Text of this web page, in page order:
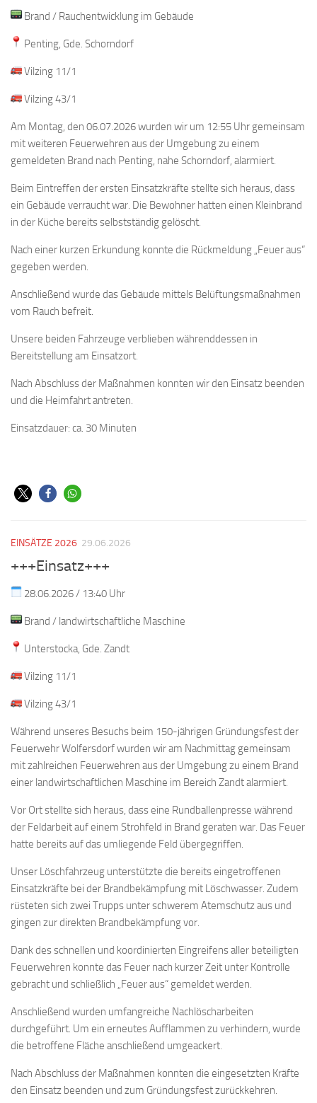
Brand / Rauchentwicklung im Gebäude
Penting, Gde. Schorndorf
Vilzing 11/1
Vilzing 43/1
Am Montag, den 06.07.2026 wurden wir um 12:55 Uhr gemeinsam
mit weiteren Feuerwehren aus der Umgebung zu einem
gemeldeten Brand nach Penting, nahe Schorndorf, alarmiert.
Beim Eintreffen der ersten Einsatzkräfte stellte sich heraus, dass
ein Gebäude verraucht war. Die Bewohner hatten einen Kleinbrand
in der Küche bereits selbstständig gelöscht.
Nach einer kurzen Erkundung konnte die Rückmeldung „Feuer aus“
gegeben werden.
Anschließend wurde das Gebäude mittels Belüftungsmaßnahmen
vom Rauch befreit.
Unsere beiden Fahrzeuge verblieben währenddessen in
Bereitstellung am Einsatzort.
Nach Abschluss der Maßnahmen konnten wir den Einsatz beenden
und die Heimfahrt antreten.
Einsatzdauer: ca. 30 Minuten
EINSÄTZE 2026 29.06.2026
+++Einsatz+++
28.06.2026 / 13:40 Uhr
Brand / landwirtschaftliche Maschine
Unterstocka, Gde. Zandt
Vilzing 11/1
Vilzing 43/1
Während unseres Besuchs beim 150-jährigen Gründungsfest der
Feuerwehr Wolfersdorf wurden wir am Nachmittag gemeinsam
mit zahlreichen Feuerwehren aus der Umgebung zu einem Brand
einer landwirtschaftlichen Maschine im Bereich Zandt alarmiert.
Vor Ort stellte sich heraus, dass eine Rundballenpresse während
der Feldarbeit auf einem Strohfeld in Brand geraten war. Das Feuer
hatte bereits auf das umliegende Feld übergegriffen.
Unser Löschfahrzeug unterstützte die bereits eingetroffenen
Einsatzkräfte bei der Brandbekämpfung mit Löschwasser. Zudem
rüsteten sich zwei Trupps unter schwerem Atemschutz aus und
gingen zur direkten Brandbekämpfung vor.
Dank des schnellen und koordinierten Eingreifens aller beteiligten
Feuerwehren konnte das Feuer nach kurzer Zeit unter Kontrolle
gebracht und schließlich „Feuer aus“ gemeldet werden.
Anschließend wurden umfangreiche Nachlöscharbeiten
durchgeführt. Um ein erneutes Aufflammen zu verhindern, wurde
die betroffene Fläche anschließend umgeackert.
Nach Abschluss der Maßnahmen konnten die eingesetzten Kräfte
den Einsatz beenden und zum Gründungsfest zurückkehren.